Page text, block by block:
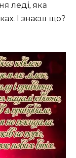
леді, яка
І знаєш що?